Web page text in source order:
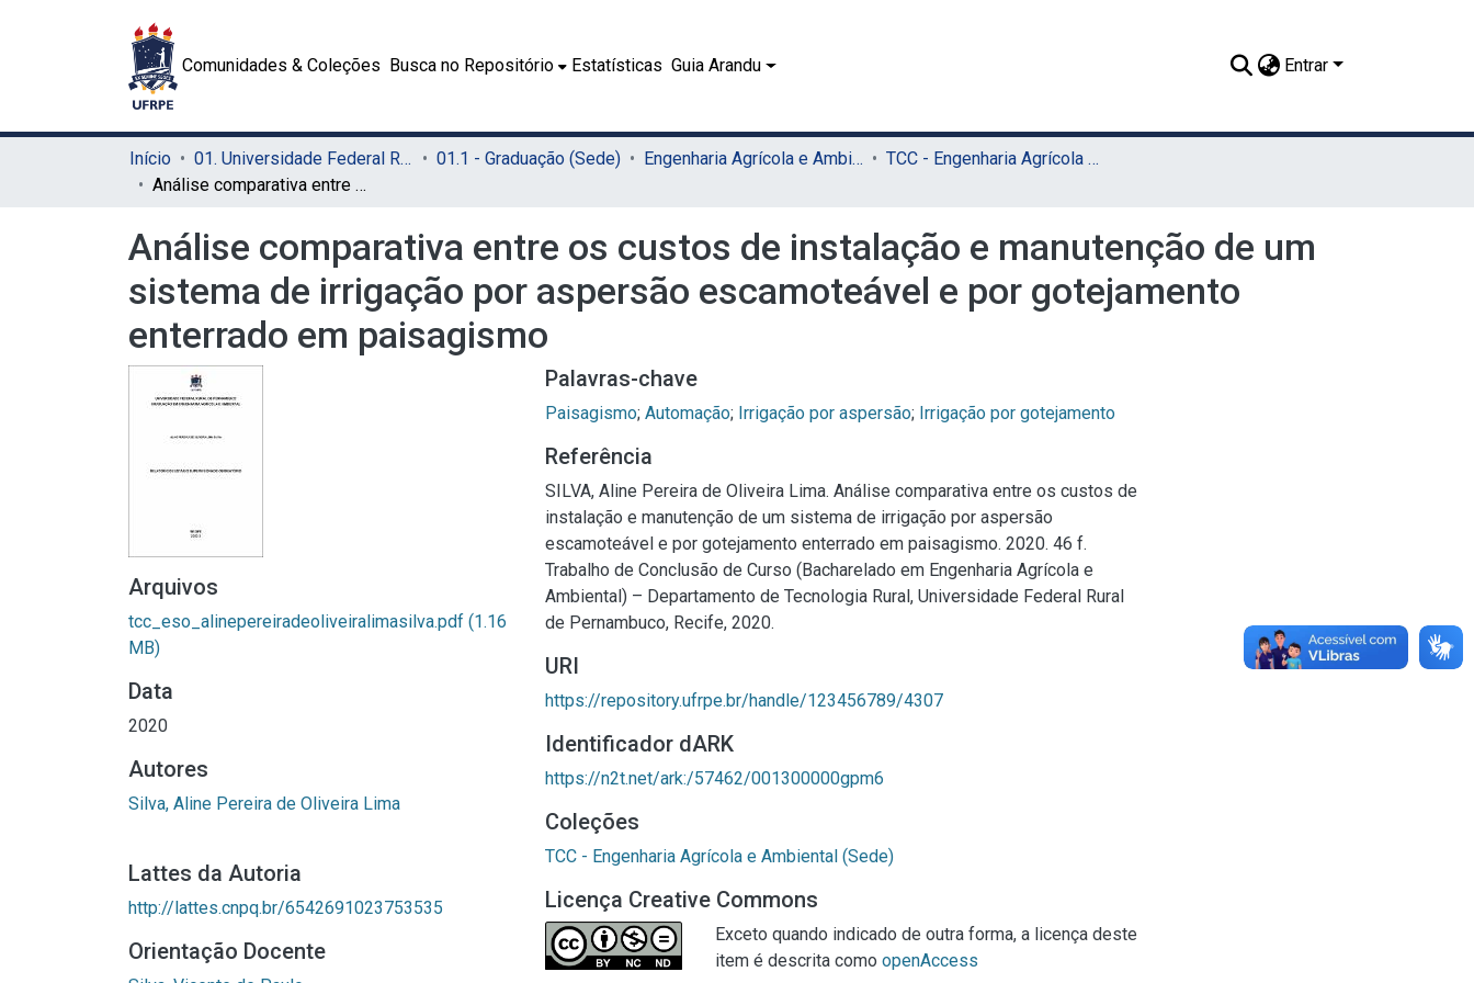
Comunidades & Coleções Busca no Repositório Estatísticas Guia Arandu Entrar
Início 01. Universidade Federal Rural de Pernambuco - UFRPE (Sede) 01.1 - Graduação (Sede) Engenharia Agrícola e Ambiental (Sede)
TCC - Engenharia Agrícola e Ambiental (Sede)
Análise comparativa entre os custos de instalação e manutenção de um sistema de irrigação por aspersão escamoteável e por gotejamento enterrado em paisagismo
Análise comparativa entre os custos de instalação e manutenção de um
sistema de irrigação por aspersão escamoteável e por gotejamento
enterrado em paisagismo
Arquivos
tcc_eso_alinepereiradeoliveiralimasilva.pdf (1.16
MB)
Data
2020
Autores
Silva, Aline Pereira de Oliveira Lima
Lattes da Autoria
http://lattes.cnpq.br/6542691023753535
Orientação Docente
Palavras-chave
Paisagismo; Automação; Irrigação por aspersão; Irrigação por gotejamento
Referência
SILVA, Aline Pereira de Oliveira Lima. Análise comparativa entre os custos de
instalação e manutenção de um sistema de irrigação por aspersão
escamoteável e por gotejamento enterrado em paisagismo. 2020. 46 f.
Trabalho de Conclusão de Curso (Bacharelado em Engenharia Agrícola e
Ambiental) – Departamento de Tecnologia Rural, Universidade Federal Rural
de Pernambuco, Recife, 2020.
URI
https://repository.ufrpe.br/handle/123456789/4307
Identificador dARK
https://n2t.net/ark:/57462/001300000gpm6
Coleções
TCC - Engenharia Agrícola e Ambiental (Sede)
Licença Creative Commons
Exceto quando indicado de outra forma, a licença deste
item é descrita como openAccess